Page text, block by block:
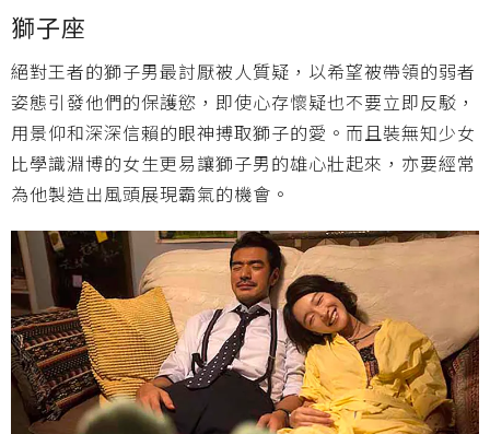
獅子座
絕對王者的獅子男最討厭被人質疑，以希望被帶領的弱者
姿態引發他們的保護慾，即使心存懷疑也不要立即反駁，
用景仰和深深信賴的眼神搏取獅子的愛。而且裝無知少女
比學識淵博的女生更易讓獅子男的雄心壯起來，亦要經常
為他製造出風頭展現霸氣的機會。